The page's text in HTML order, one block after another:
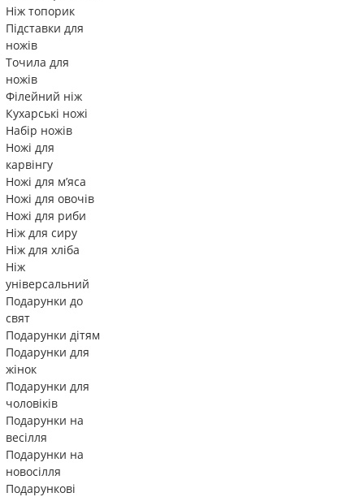
Ніж топорик
Підставки для
ножів
Точила для
ножів
Філейний ніж
Кухарські ножі
Набір ножів
Ножі для
карвінгу
Ножі для м’яса
Ножі для овочів
Ножі для риби
Ніж для сиру
Ніж для хліба
Ніж
універсальний
Подарунки до
свят
Подарунки дітям
Подарунки для
жінок
Подарунки для
чоловіків
Подарунки на
весілля
Подарунки на
новосілля
Подарункові